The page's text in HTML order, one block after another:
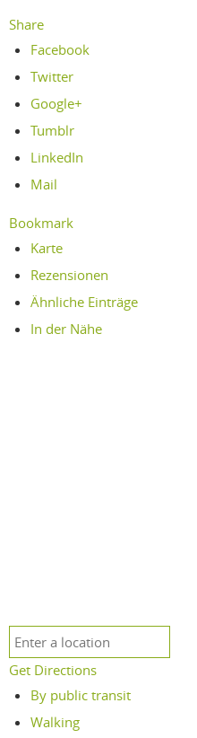
Share
Facebook
Twitter
Google+
Tumblr
LinkedIn
Mail
Bookmark
Karte
Rezensionen
Ähnliche Einträge
In der Nähe
Get Directions
By public transit
Walking